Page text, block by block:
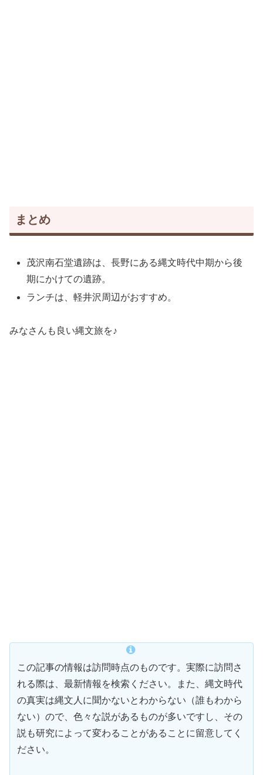
まとめ
茂沢南石堂遺跡は、長野にある縄文時代中期から後
期にかけての遺跡。
ランチは、軽井沢周辺がおすすめ。
みなさんも良い縄文旅を♪
この記事の情報は訪問時点のものです。実際に訪問さ
れる際は、最新情報を検索ください。また、縄文時代
の真実は縄文人に聞かないとわからない（誰もわから
ない）ので、色々な説があるものが多いですし、その
説も研究によって変わることがあることに留意してく
ださい。